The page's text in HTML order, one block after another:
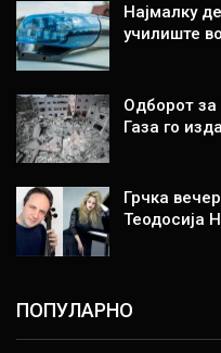
Најмалку
училиште
Одборот
Газа го
Грчка
Теодосија
ПОПУЛАРНО